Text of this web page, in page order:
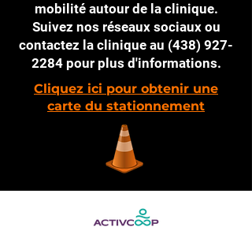
mobilité autour de la clinique.
Suivez nos réseaux sociaux ou
contactez la clinique au (438) 927-
2284pour plus d'informations.
Cliquez ici pour obtenir une
carte du stationnement